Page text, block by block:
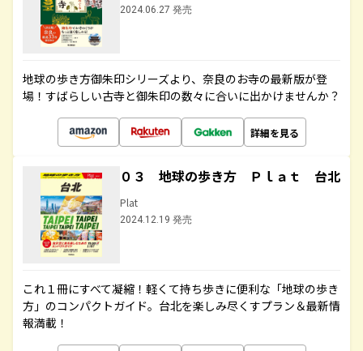
2024.06.27 発売
地球の歩き方御朱印シリーズより、奈良のお寺の最新版が登
場！すばらしい古寺と御朱印の数々に合いに出かけませんか？
詳細を見る
０３ 地球の歩き方 Ｐｌａｔ 台北
Plat
2024.12.19 発売
これ１冊にすべて凝縮！軽くて持ち歩きに便利な「地球の歩き
方」のコンパクトガイド。台北を楽しみ尽くすプラン＆最新情
報満載！